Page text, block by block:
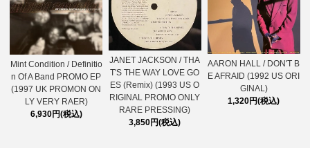
Mint Condition / Definitio
n Of A Band PROMO EP
(1997 UK PROMON ON
LY VERY RAER)
6,930円(税込)
JANET JACKSON / THA
T'S THE WAY LOVE GO
ES (Remix) (1993 US O
RIGINAL PROMO ONLY
RARE PRESSING)
3,850円(税込)
AARON HALL / DON'T B
E AFRAID (1992 US ORI
GINAL)
1,320円(税込)